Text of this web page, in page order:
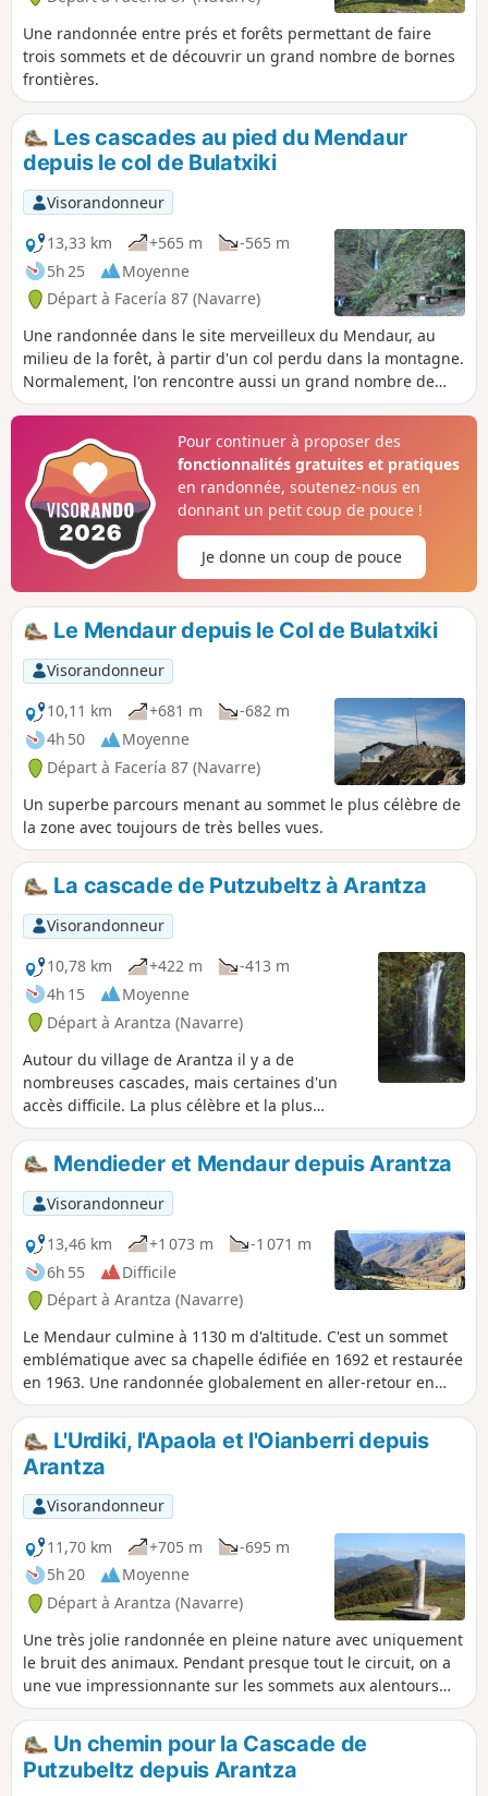
Une randonnée entre prés et forêts permettant de faire
trois sommets et de découvrir un grand nombre de bornes
frontières.
Les cascades au pied du Mendaur
depuis le col de Bulatxiki
Visorandonneur
13,33 km
+565 m
-565 m
5h 25
Moyenne
Départ à Facería 87 (Navarre)
Une randonnée dans le site merveilleux du Mendaur, au
milieu de la forêt, à partir d'un col perdu dans la montagne.
Normalement, l'on rencontre aussi un grand nombre de
troupeaux (à ne pas déranger). On part, non seulement à la
sommet du Zipuru.
Pour continuer à proposer des
fonctionnalités gratuites et pratiques
en randonnée, soutenez-nous en
donnant un petit coup de pouce !
Je donne un coup de pouce
Le Mendaur depuis le Col de Bulatxiki
Visorandonneur
10,11 km
+681 m
-682 m
4h 50
Moyenne
Départ à Facería 87 (Navarre)
Un superbe parcours menant au sommet le plus célèbre de
la zone avec toujours de très belles vues.
La cascade de Putzubeltz à Arantza
Visorandonneur
10,78 km
+422 m
-413 m
4h 15
Moyenne
Départ à Arantza (Navarre)
Autour du village de Arantza il y a de
nombreuses cascades, mais certaines d'un
accès difficile. La plus célèbre et la plus
accessible est la cascade de Putzubeltz. Aussi,
la municipalité de Arantza a développé un joli
chemin, assez facile, pour y accéder. Au
départ on marche sur des prairies, puis
rapidement au milieu de la forêt avec pour
seul bruit le ruissellement de petits cours
d'eau.
Mendieder et Mendaur depuis Arantza
Visorandonneur
13,46 km
+1 073 m
-1 071 m
6h 55
Difficile
Départ à Arantza (Navarre)
Le Mendaur culmine à 1130 m d'altitude. C'est un sommet
emblématique avec sa chapelle édifiée en 1692 et restaurée
en 1963. Une randonnée globalement en aller-retour en
suivant la ligne de crêtes située au sud-est du village
navarrais d'Arantza et en faisant l'ascension du Mendieder
tout proche.
L'Urdiki, l'Apaola et l'Oianberri depuis
Arantza
Visorandonneur
11,70 km
+705 m
-695 m
5h 20
Moyenne
Départ à Arantza (Navarre)
Une très jolie randonnée en pleine nature avec uniquement
le bruit des animaux. Pendant presque tout le circuit, on a
une vue impressionnante sur les sommets aux alentours
dont le Mendaur, les Trois Couronnes, la Rhune, etc.
Un chemin pour la Cascade de
Putzubeltz depuis Arantza